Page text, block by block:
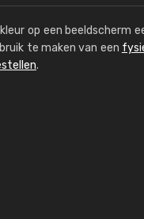
op een beeldscherm
te maken van een
.